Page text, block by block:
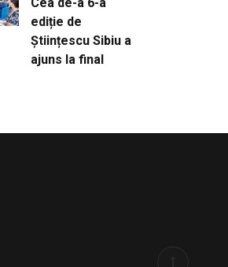
ediție de
Științescu Sibiu a
ajuns la final